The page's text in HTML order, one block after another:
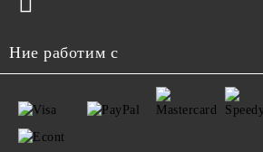
Ние работим с